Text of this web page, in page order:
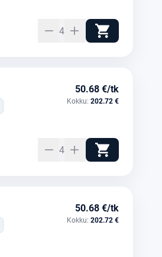
4
50.68 €/tk
Kokku: 202.72 €
4
50.68 €/tk
Kokku: 202.72 €